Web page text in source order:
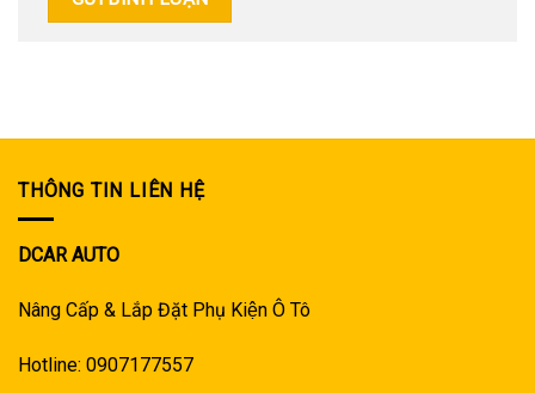
THÔNG TIN LIÊN HỆ
DCAR AUTO
Nâng Cấp & Lắp Đặt Phụ Kiện Ô Tô
Hotline: 0907177557